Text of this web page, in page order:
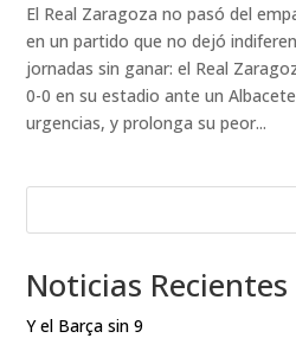
El Real Zaragoza no pasó del
en un partido que no dejó
jornadas sin ganar: el Real
0-0 en su estadio ante un
urgencias, y prolonga su peor...
Noticias Recientes
Y el Barça sin 9